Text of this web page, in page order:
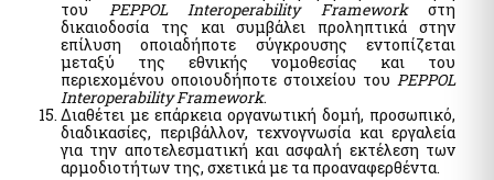
του PEPPOL Interoperability Frameworkστη
δικαιοδοσία της και συμβάλει προληπτικά στην
επίλυση οποιαδήποτε σύγκρουσης εντοπίζεται
μεταξύ της εθνικής νομοθεσίας και του
περιεχομένου οποιουδήποτε στοιχείου του PEPPOL
Interoperability Framework.
Διαθέτει με επάρκεια οργανωτική δομή, προσωπικό,
διαδικασίες, περιβάλλον, τεχνογνωσία και εργαλεία
για την αποτελεσματική και ασφαλή εκτέλεση των
αρμοδιοτήτων της, σχετικά με τα προαναφερθέντα.